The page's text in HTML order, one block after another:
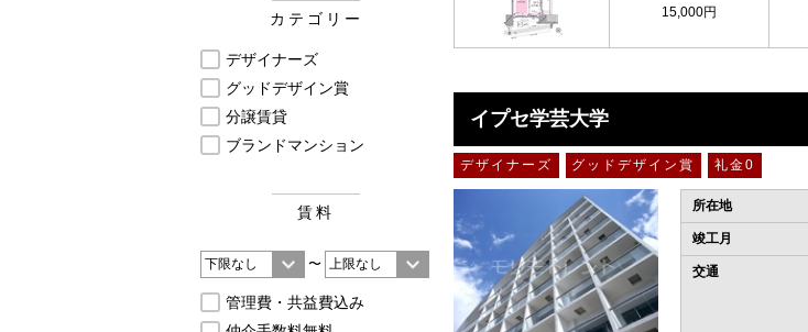
15,000円
イプセ学芸大学
デザイナーズ グッドデザイン賞 礼金0
所在地
竣工月
交通
カテゴリー
デザイナーズ
グッドデザイン賞
分譲賃貸
ブランドマンション
賃料
〜
管理費・共益費込み